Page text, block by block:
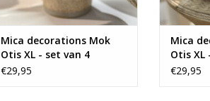
Mica decorations Mok
Otis XL - set van 4
€29,95
Mica
Otis XL
€29,95